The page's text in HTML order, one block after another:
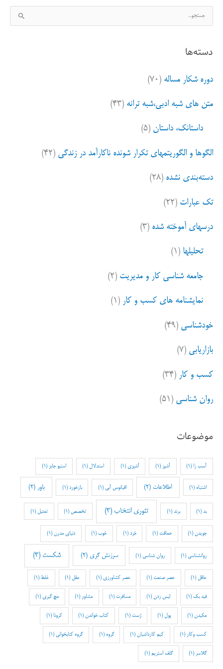
س
ج
ب
ا
دسته‌ها
دوره شکار مساله (۷۰)
متن های شبه ادبی،شبه ترانه (۴۳)
داستانک، داستان (۵)
الگوها و الگوریتمهای تکرار شونده ناکارآمد در زندگی (۴۲)
دسته‌بندی نشده (۲۸)
تک عبارات (۲۲)
درسهای آموخته شده (۳)
تحلیلها (۱)
جامعه شناسی کار و مدیریت (۲)
نمایشنامه های کسب و کار (۱)
خودشناسی (۴۹)
بازاریابی (۷)
کسب و کار (۳۴)
روان شناسی (۵۱)
موضوعات
آسب زا (1) آشپز (1) آشپزی (1) استدلال (1) استیو جابز (1)
اشتباه (1) اطلاعات (2) اقیانوس آبی (1) بازخورد (1) باور (2)
بد(1) برند (1) تئوری انتخاب (3) تخصص (1) تمثیل (1)
جویدن (1) حماقت (1) خرد (1) خوب(1) دنیای مدرن (1)
روانشناسی (1) روان شناسی (1) سرزنش گری (2) شکست (3)
عاقل (1) عصر صنعت (1) عصر کشاورزی (1) عقل (1) غلط (1)
فید بک(1) لیس زدن (1) مسافرت (1) مشاور (1) مچ گیری (1)
مکیدن (1) پول (1) ژست (1) کتاب خواندن (1) کرونا (1)
کسب وکار (1) کیم کارداشیان (1) گروه (1) گروه کتابخوانی (1)
گلاسر (1) گلف استریم (1)